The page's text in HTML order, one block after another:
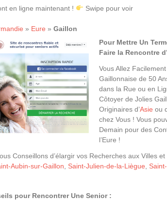
en ligne maintenant ! Swipe pour voir
» Eure » Gaillon
Pour Mettre Un
Faire la Rencontre
Vous Allez
Gaillonnaise de 50
dans la Rue ou en
Côtoyer de Jolies
Originaires d’Asie ou
chez Vous ! Vous
Demain pour des
l’Eure !
Conseillons d’élargir vos Recherches aux Villes
Aubin-sur-Gaillon Saint-Julien-de-la-Liègue
pour Rencontrer Une Senior :